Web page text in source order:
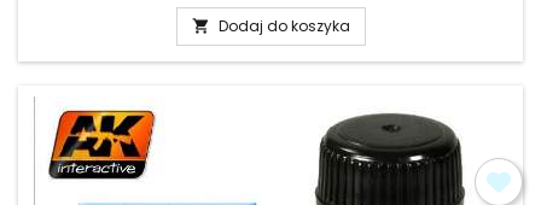
 Dodaj do koszyka